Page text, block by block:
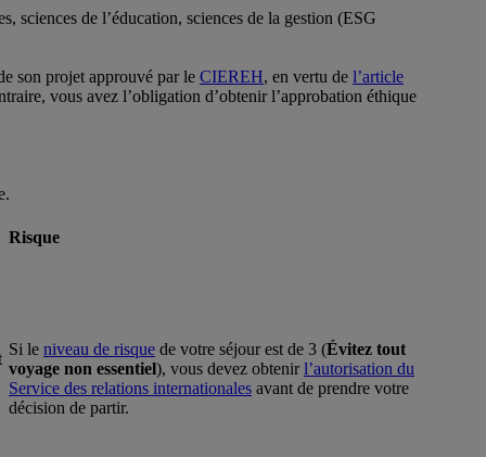
sciences de l’éducation, sciences de la gestion (ESG
son projet approuvé par le CIEREH, en vertu de l’article
vous avez l’obligation d’obtenir l’approbation éthique
Risque
Si le niveau de risque de votre séjour est de 3 (Évitez tout
voyage non essentiel), vous devez obtenirl’autorisation du
Service des relations internationales avant de prendre votre
décision de partir.